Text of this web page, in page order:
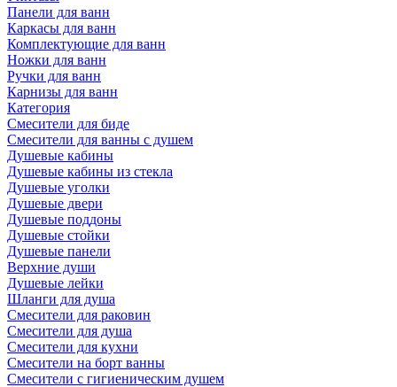
Панели для ванн
Каркасы для ванн
Комплектующие для ванн
Ножки для ванн
Ручки для ванн
Карнизы для ванн
Категория
Смесители для биде
Смесители для ванны с душем
Душевые кабины
Душевые кабины из стекла
Душевые уголки
Душевые двери
Душевые поддоны
Душевые стойки
Душевые панели
Верхние души
Душевые лейки
Шланги для душа
Смесители для раковин
Смесители для душа
Смесители для кухни
Смесители на борт ванны
Смесители с гигиеническим душем